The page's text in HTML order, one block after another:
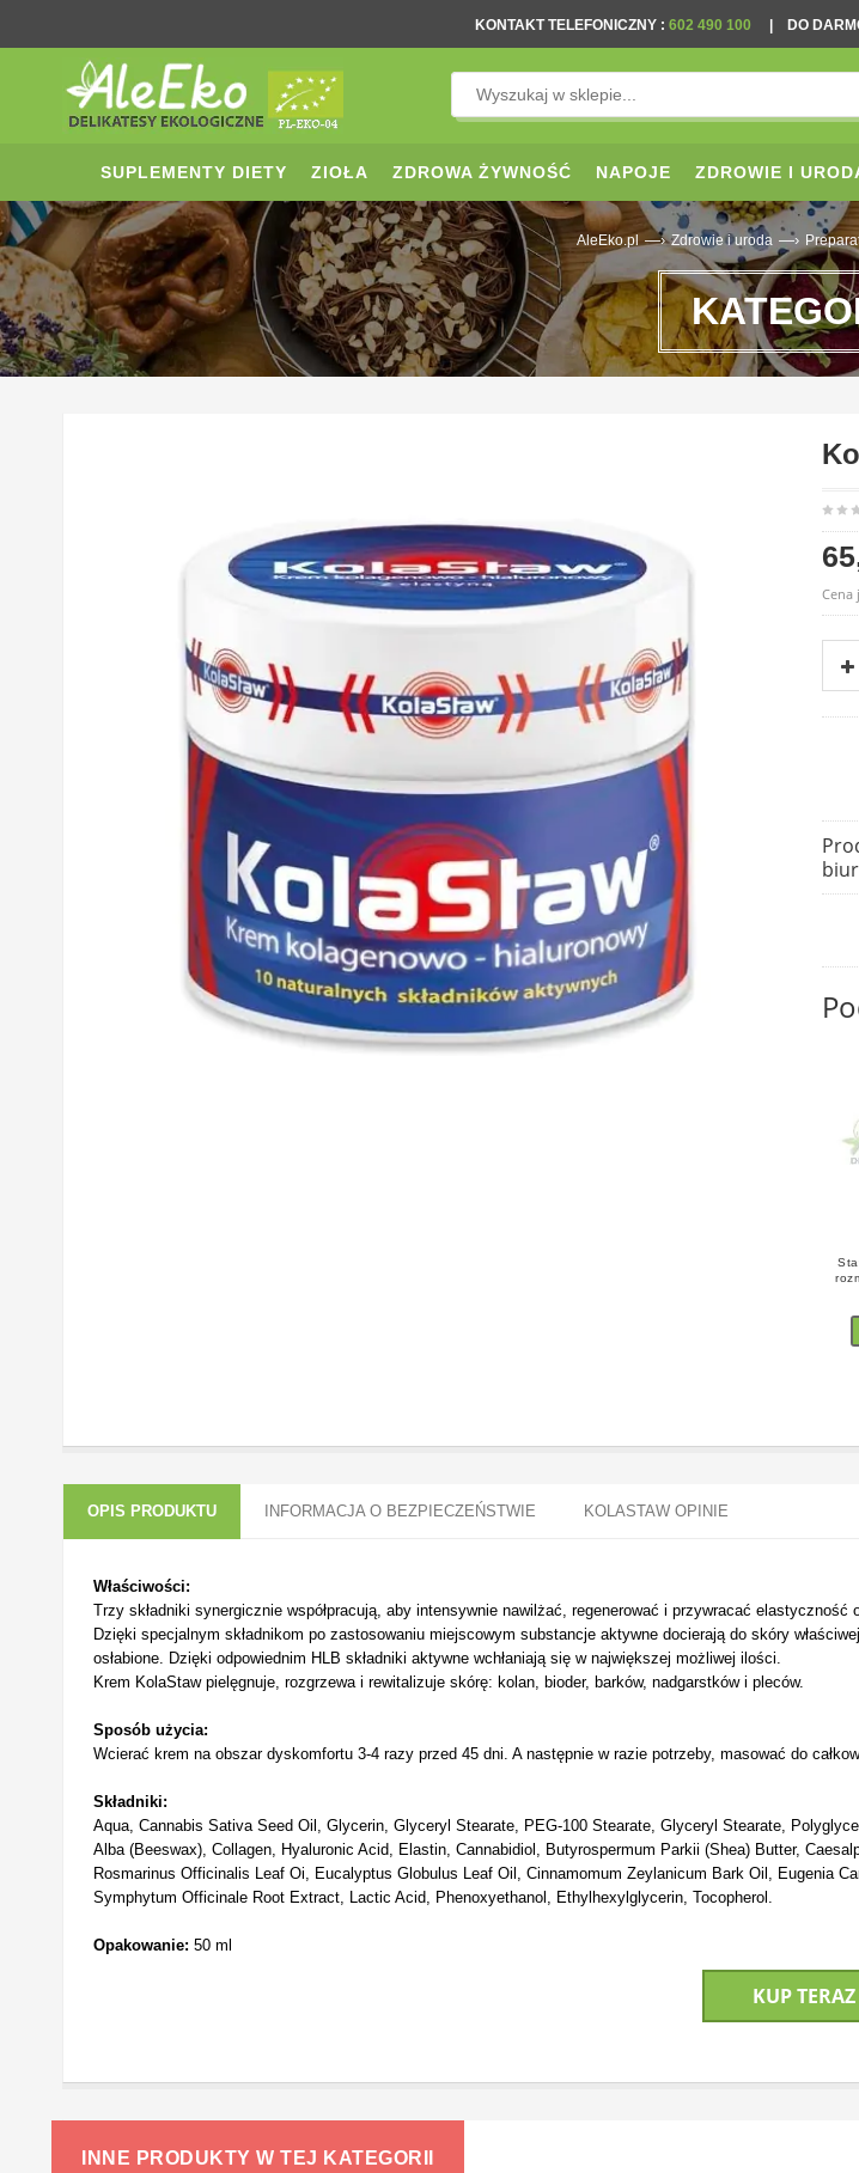
KONTAKT TELEFONICZNY : 602 490 100 DO
SUPLEMENTY DIETY ZIOŁA ZDROWA ŻYWNOŚĆ NAPOJE ZDROWIE I
AleEko.pl —› Zdrowie i uroda —›
Cena
OPIS PRODUKTU INFORMACJA O BEZPIECZEŃSTWIE KOLASTAW OPINIE
Właściwości:
Trzy składniki synergicznie współpracują, aby intensywnie nawilżać, regenerować i przywracać
Dzięki specjalnym składnikom po zastosowaniu miejscowym substancje aktywne docierają do skóry
osłabione. Dzięki odpowiednim HLB składniki aktywne wchłaniają się w największej możliwej ilości.
Krem KolaStaw pielęgnuje, rozgrzewa i rewitalizuje skórę: kolan, bioder, barków, nadgarstków i pleców.
Sposób użycia:
Wcierać krem na obszar dyskomfortu 3-4 razy przed 45 dni. A następnie w razie potrzeby, masować do
Składniki:
Aqua, Cannabis Sativa Seed Oil, Glycerin, Glyceryl Stearate, PEG-100 Stearate, Glyceryl Stearate,
Alba (Beeswax), Collagen, Hyaluronic Acid, Elastin, Cannabidiol, Butyrospermum Parkii (Shea) Butter,
Rosmarinus Officinalis Leaf Oi, Eucalyptus Globulus Leaf Oil, Cinnamomum Zeylanicum Bark Oil, Eugenia
Symphytum Officinale Root Extract, Lactic Acid, Phenoxyethanol, Ethylhexylglycerin, Tocopherol.
Opakowanie: 50 ml
KUP TERAZ
INNE PRODUKTY W TEJ KATEGORII